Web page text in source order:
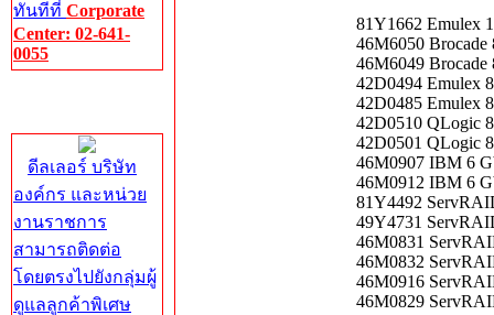
ทันทีที่ Corporate
Center: 02-641-
0055
ดีลเลอร์ บริษัท
องค์กร และหน่วย
งานราชการ
สามารถติดต่อ
โดยตรงไปยังกลุ่มผู้
ดูแลลูกค้าพิเศษ
81Y1662 Emulex
46M6050
46M6049 Brocade
42D0494 Emulex
42D0485 Emulex
42D0510 QLogic
42D0501 QLogic
46M0907 IBM 6
46M0912 IBM 6
81Y4492
49Y4731
46M0831
46M0832
46M0916
46M0829